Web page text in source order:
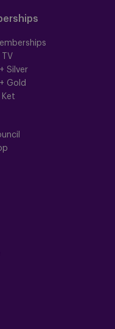
TV
Silver
Gold
Ket